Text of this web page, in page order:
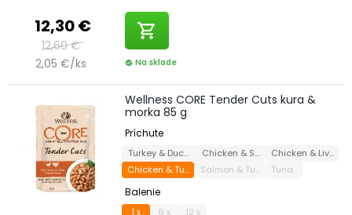
12,30 €
12,60 €
2,05 €/ks
shopping_cart
check_circle Na sklade
Wellness CORE Tender Cuts kura &
morka 85 g
Príchute
Turkey & Duck Chicken & SalmonChicken & Liver
Chicken & TurkeySalmon & Tuna Tuna
Balenie
1 x 6 x 12 x